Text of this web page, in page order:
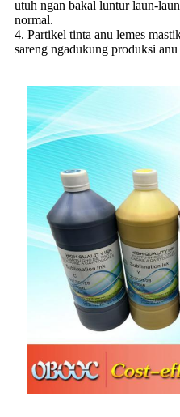
utuh ngan bakal luntur laun-
normal.
4. Partikel tinta anu lemes
sareng ngadukung produksi anu